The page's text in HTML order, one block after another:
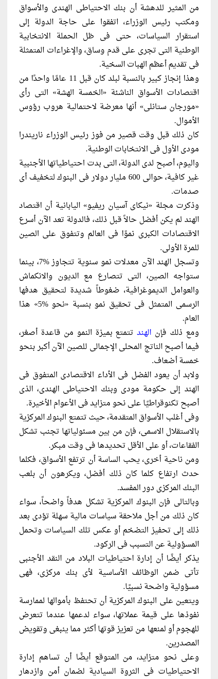
من المثير للدهشة أن بنك الاحتياطى الهندى والأسواق
ومكتب رئيس الوزراء، اتفقوا على حاجة الدولة إلى
استقرار السياسات، حتى فى ظل الحملة الانتخابية
الوطنية التى تجرى على قدم وساق، والإغراءات المتمثلة
فى تقديم أعظم الهبات السخية.
وهذا إنجاز كبير بالنسبة لبلد كان قبل 11 عامًا واحدًا من
اقتصادات الأسواق الناشئة «الخمسة الهشة» التى رأى
«مورجان ستانلى» أنها معرضة لاحتمالية هروب رؤوس
الأموال.
كان ذلك قبل وقت قصير من فوز رئيس الوزراء ناريندرا
مودى الأول فى الانتخابات الوطنية.
واليوم، أصبح لدى الدولة، التى بدت احتياطياتها الأجنبية
غير كافية، حوالى 600 مليار دولار فى البنوك لتخفيف أى
صدمات.
وذكرت مجلة «نيكاى آسيان ريفيو» اليابانية أن اقتصاد
الهند لم يكن أفضل حالاً قبل ذلك، فالدولة تعد الآن أسرع
الاقتصادات الكبرى نموًا فى العالم وتتفوق على الصين
للمرة الأولى.
وتسجل الهند الآن معدلات نمو سنوية تتجاوز %7، بينما
ستواجه الصين، التى تتصارع مع الديون والانكماش
والعوامل الديموغرافية، ضغوطاً شديدة لتحقيق هدفها
الرسمى المتمثل فى تحقيق نمو بنسبة «نحو %5» هذا
العام.
ومع ذلك فإن الهندتتمتع بميزة النمو من قاعدة أصغر،
فيما أصبح الناتج المحلى الإجمالى للصين الآن أكبر بنحو
خمسة أضعاف.
ولابد أن يعود الفضل فى الأداء الاقتصادى المتفوق فى
الهند إلى حكومة مودى وبنك الاحتياطى الهندى، الذى
أصبح تكنوقراطيًا على نحو متزايد فى الأعوام الأخيرة.
وفى أغلب الأسواق المتقدمة، حيث تتمتع البنوك المركزية
بالاستقلال الاسمى، فإن من بين مسئولياتها تجنب تشكل
الفقاعات، أو على الأقل تحديدها فى وقت مبكر.
ومن ناحية أخرى، يحب الساسة أن ترتفع الأسواق، فكلما
حدث ارتفاع كلما كان ذلك أفضل، ويكرهون أن بلعب
البنك المركزى دور المفسد.
وبالتالى فإن البنوك المركزية تشكل هدفاً واضحاً، سواء
كان ذلك من أجل ملاحقة سياسات مالية سهلة تؤدى بعد
ذلك إلى تحفيز التضخم أو عكس تلك السياسات وتحمل
المسؤولية عن التسبب فى الركود.
يذكر أيضًا أن إدارة احتياطيات البلاد من النقد الأجنبى
تأتى ضمن الوظائف الأساسية لأى بنك مركزى، فهى
مسؤولية واضحة نسبيًا.
ويتعين على البنوك المركزية أن تحتفظ بأموالها لممارسة
نفوذها على قيمة عملاتها، سواء لدعمها عندما تتعرض
للهجوم أو لمنعها من تعزيز قوتها أكثر مما ينبغى وتقويض
المصدرين.
وعلى نحو متزايد، من المتوقع أيضًا أن تساهم إدارة
الاحتياطيات فى الثروة السيادية لضمان أمن وازدهار